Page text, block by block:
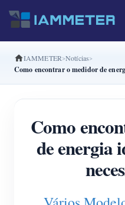
Produtos
Trifásico
Trifásico
Trifásico
Controlador de
IAMMETER Notícias
Como encontrar o medidor de
Como
de energia